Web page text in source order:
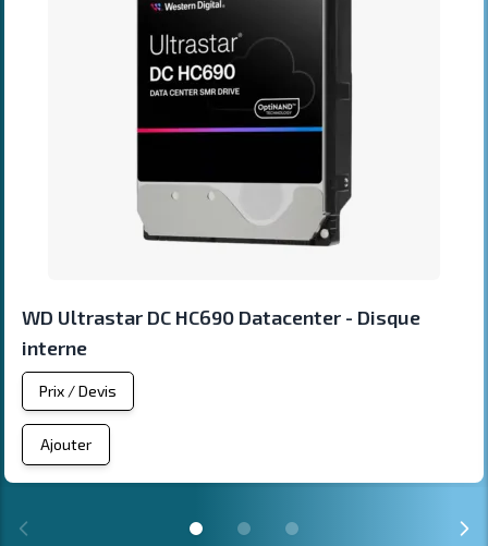
WD Ultrastar DC HC690 Datacenter - Disque
interne
Prix / Devis
Ajouter